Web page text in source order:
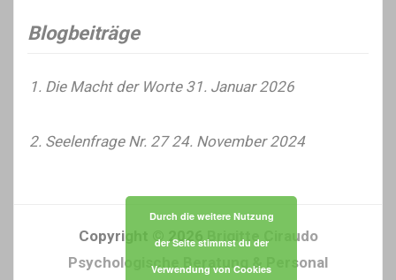
Blogbeiträge
Die Macht der Worte 31. Januar 2026
Seelenfrage Nr. 27 24. November 2024
Copyright © 2026Brigitte Ciraudo
Psychologische Beratung & Personal
Durch die weitere Nutzung
der Seite stimmst du der
Verwendung von Cookies